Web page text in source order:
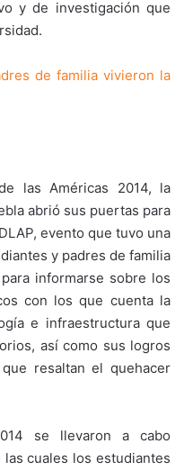
y de investigación que
de familia vivieron la
las Américas 2014, la
abrió sus puertas para
evento que tuvo una
y padres de familia
informarse sobre los
con los que cuenta la
e infraestructura que
así como sus logros
resaltan el quehacer
se llevaron a cabo
cuales los estudiantes